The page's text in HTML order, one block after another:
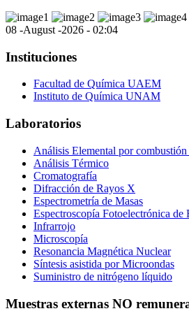
08 -August -2026 - 02:04
Instituciones
Facultad de Química UAEM
Instituto de Química UNAM
Laboratorios
Análisis Elemental por
Análisis Térmico
Cromatografía
Difracción de Rayos X
Espectrometría de Masas
Espectroscopía Fotoelectrónica de
Infrarrojo
Microscopía
Resonancia Magnética Nuclear
Síntesis asistida por Microondas
Suministro de nitrógeno líquido
Muestras externas NO